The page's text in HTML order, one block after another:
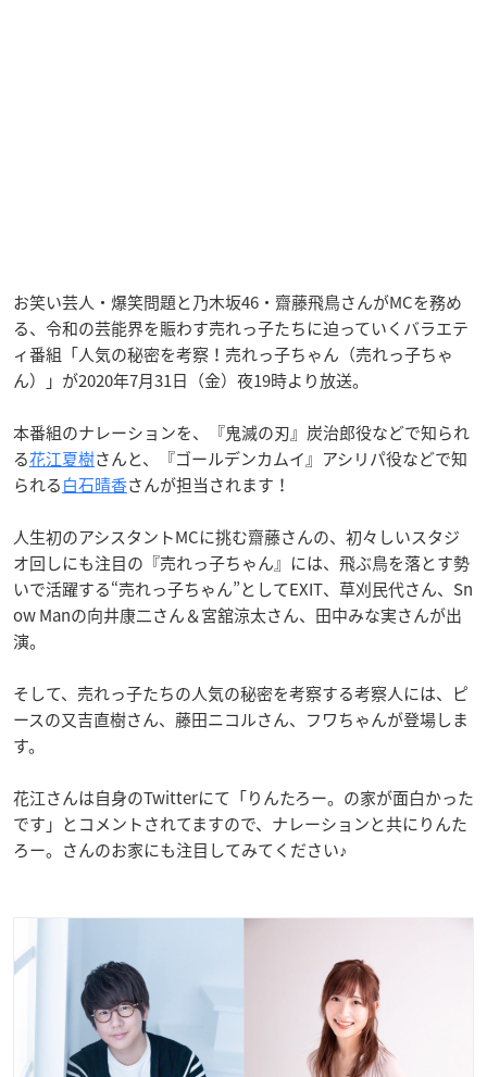
お笑い芸人・爆笑問題と乃木坂46・齋藤飛鳥さんがMCを務め
る、令和の芸能界を賑わす売れっ子たちに迫っていくバラエテ
ィ番組「人気の秘密を考察！売れっ子ちゃん（売れっ子ちゃ
ん）」が2020年7月31日（金）夜19時より放送。
本番組のナレーションを、『鬼滅の刃』炭治郎役などで知られ
る花江夏樹さんと、『ゴールデンカムイ』アシリパ役などで知
られる白石晴香さんが担当されます！
人生初のアシスタントMCに挑む齋藤さんの、初々しいスタジ
オ回しにも注目の『売れっ子ちゃん』には、飛ぶ鳥を落とす勢
いで活躍する“売れっ子ちゃん”としてEXIT、草刈民代さん、Sn
ow Manの向井康二さん＆宮舘涼太さん、田中みな実さんが出
演。
そして、売れっ子たちの人気の秘密を考察する考察人には、ピ
ースの又吉直樹さん、藤田ニコルさん、フワちゃんが登場しま
す。
花江さんは自身のTwitterにて「りんたろー。の家が面白かった
です 」とコメントされてますので、ナレーションと共にりんた
ろー。さんのお家にも注目してみてください♪